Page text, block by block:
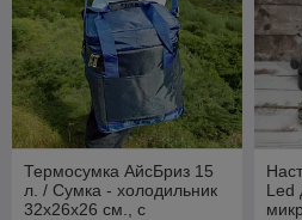
Термосумка АйсБриз 15
л. / Сумка - холодильник
32х26х26 см., с
Led